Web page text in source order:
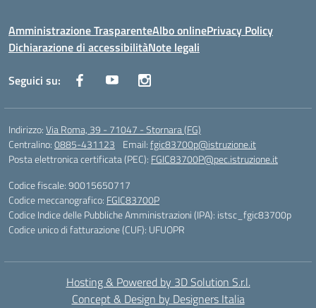
Amministrazione TrasparenteAlbo onlinePrivacy Policy
Dichiarazione di accessibilitàNote legali
Seguici su:
Indirizzo:Via Roma, 39 - 71047 - Stornara (FG)
Centralino:0885-431123 Email:fgic83700p@istruzione.it
Posta elettronica certificata (PEC): FGIC83700P@pec.istruzione.it
Codice fiscale: 90015650717
Codice meccanografico: FGIC83700P
Codice Indice delle Pubbliche Amministrazioni (IPA): istsc_fgic83700p
Codice unico di fatturazione (CUF): UFUOPR
Hosting & Powered by 3D Solution S.r.l.
Concept & Design by Designers Italia